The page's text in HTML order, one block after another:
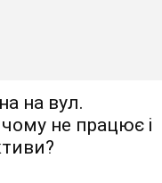
на вул.
не працює і